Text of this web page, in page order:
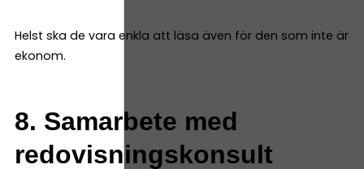
Helst ska de vara enkla att läsa även för den som inte är
ekonom.
8. Samarbete med
redovisningskonsult